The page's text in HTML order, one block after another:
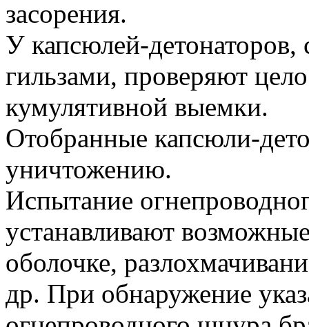
засорения.
У капсюлей-
гильзами, проверяют
кумулятивной выемки.
Отобранные капсюли-
уничтожению.
Испытание
устанавливают
оболочке,
др. При обнаружение